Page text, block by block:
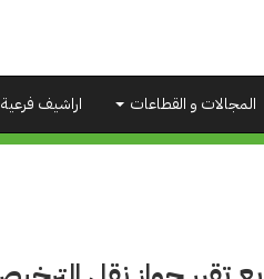
المجالات و القطاعات اراشيف فرعية